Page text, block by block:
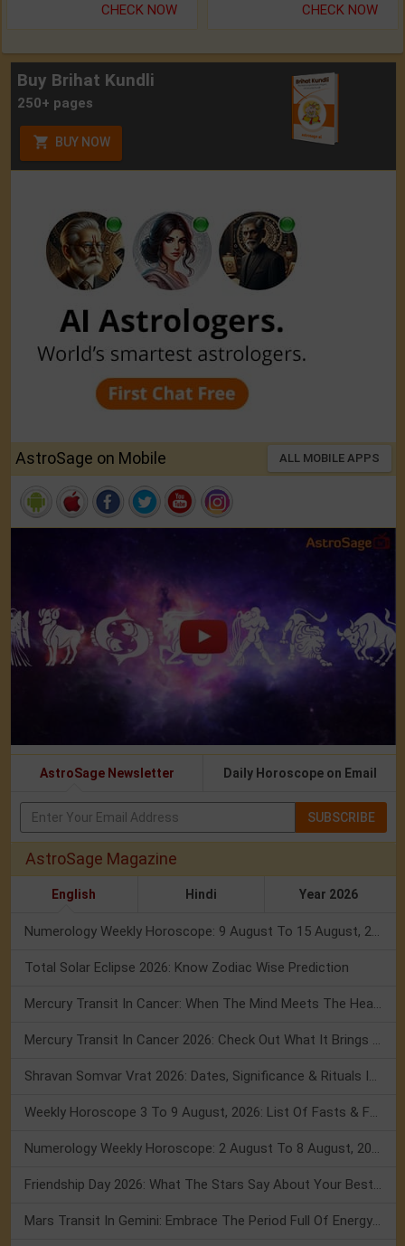
CHECK NOW CHECK NOW
Buy Brihat Kundli
250+ pages
BUY NOW
AstroSage on Mobile ALL MOBILE APPS
AstroSage Newsletter Daily Horoscope on Email
SUBSCRIBE
AstroSage Magazine
English Hindi Year 2026
Total Solar Eclipse 2026: Know Zodiac Wise Prediction